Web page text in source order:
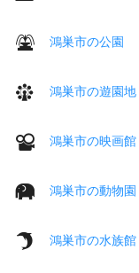
鴻巣市の公園
鴻巣市の遊園地
鴻巣市の映画館
鴻巣市の動物園
鴻巣市の水族館